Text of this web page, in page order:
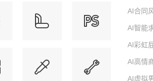
AI合同
AI智能
AI彩虹
AI高情
AI虚拟